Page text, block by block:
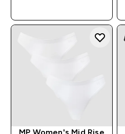
MP Women's Mid Rise